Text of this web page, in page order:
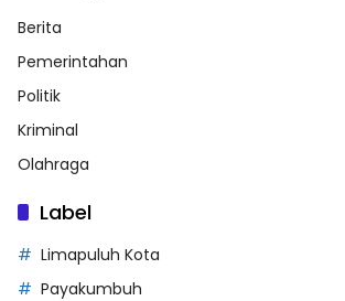
Berita
Pemerintahan
Politik
Kriminal
Olahraga
Label
Limapuluh Kota
Payakumbuh